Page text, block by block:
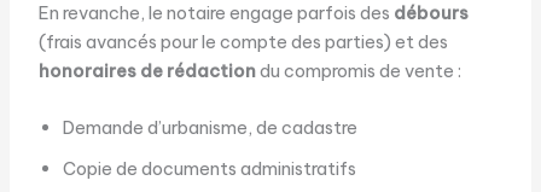
En revanche, le notaire engage parfois des débours
(frais avancés pour le compte des parties) et des
honoraires de rédactiondu compromis de vente :
Demande d’urbanisme, de cadastre
Copie de documents administratifs